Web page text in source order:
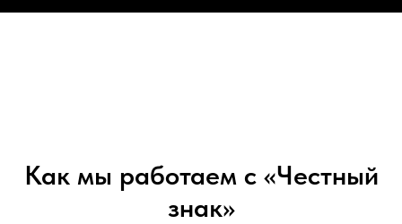
Как мы работаем с «Честный
знак»